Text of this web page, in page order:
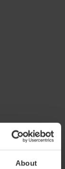
About